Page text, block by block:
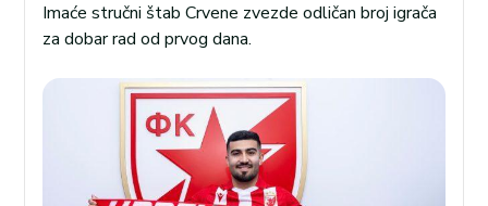
Imaće stručni štab Crvene zvezde odličan broj igrača
za dobar rad od prvog dana.